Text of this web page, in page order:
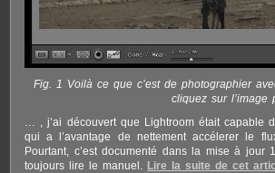
Fig. 1 Voilà ce que c’est de photographier
cliquez sur
… , j’ai découvert que Lightroom était capable
qui a l’avantage de nettement accélerer le
Pourtant, c’est documenté dans la mise à
toujours lire le manuel. Lire la suite de cet